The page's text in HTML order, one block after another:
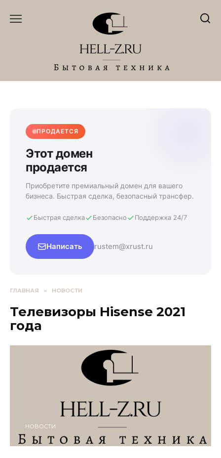
ПРОДАЕТСЯ
Этот домен
продается
Приобретите премиальный домен для вашего
бизнеса. Быстрая сделка, безопасный трансфер.
Быстрая сделка Безопасно Поддержка 24/7
Написать rustem@xrust.ru
ГЛАВНАЯ » НОВОСТИ
Телевизоры Hisense 2021
года
НОВОСТИ